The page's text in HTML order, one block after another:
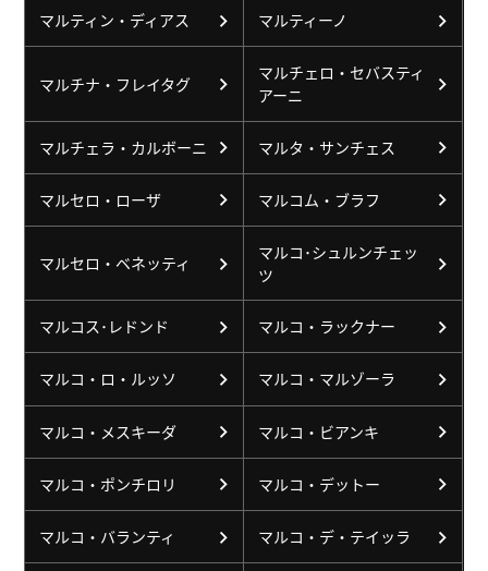
マルティン・ディアス マルティーノ
マルチナ・フレイタグ
マルチェロ・セバスティ
アーニ
マルチェラ・カルボーニ マルタ・サンチェス
マルセロ・ローザ マルコム・ブラフ
マルセロ・ベネッティ
マルコ･シュルンチェッ
ツ
マルコス･レドンド マルコ・ラックナー
マルコ・ロ・ルッソ マルコ・マルゾーラ
マルコ・メスキーダ マルコ・ビアンキ
マルコ・ポンチロリ マルコ・デットー
マルコ・バランティ マルコ・デ・テイッラ